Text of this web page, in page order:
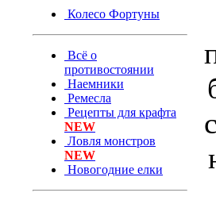
Колесо Фортуны
Всё о
противостоянии
Наемники
Ремесла
Рецепты для крафта
NEW
Ловля монстров
NEW
Новогодние елки